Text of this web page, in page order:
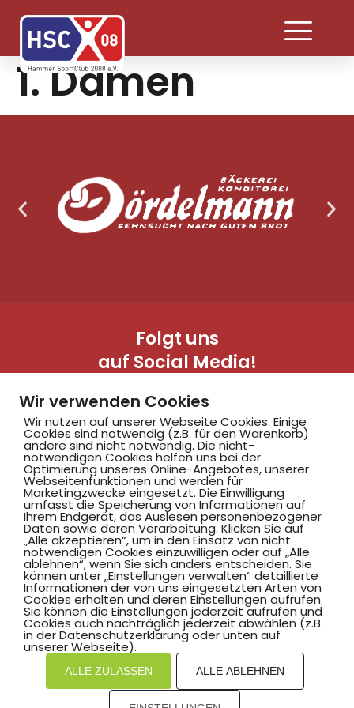
1. Damen
Folgt uns
auf Social Media!
Hammer SportClub 2008
Am Südbad 9,
59069 Hamm
©2025 Hammer SportClub 2008 e.V.
Mit zum Verein by PASSGEBER
Wir verwenden Cookies
Wir nutzen auf unserer Webseite Cookies. Einige
Cookies sind notwendig (z.B. für den Warenkorb)
andere sind nicht notwendig. Die nicht-
notwendigen Cookies helfen uns bei der
Optimierung unseres Online-Angebotes, unserer
Webseitenfunktionen und werden für
Marketingzwecke eingesetzt. Die Einwilligung
umfasst die Speicherung von Informationen auf
Ihrem Endgerät, das Auslesen personenbezogener
Daten sowie deren Verarbeitung. Klicken Sie auf
„Alle akzeptieren“, um in den Einsatz von nicht
notwendigen Cookies einzuwilligen oder auf „Alle
ablehnen“, wenn Sie sich anders entscheiden. Sie
können unter „Einstellungen verwalten“ detaillierte
Informationen der von uns eingesetzten Arten von
Cookies erhalten und deren Einstellungen aufrufen.
Sie können die Einstellungen jederzeit aufrufen und
Cookies auch nachträglich jederzeit abwählen (z.B.
in der Datenschutzerklärung oder unten auf
unserer Webseite).
ALLE ZULASSEN ALLE ABLEHNEN